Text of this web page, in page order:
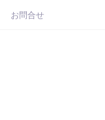
お問合せ